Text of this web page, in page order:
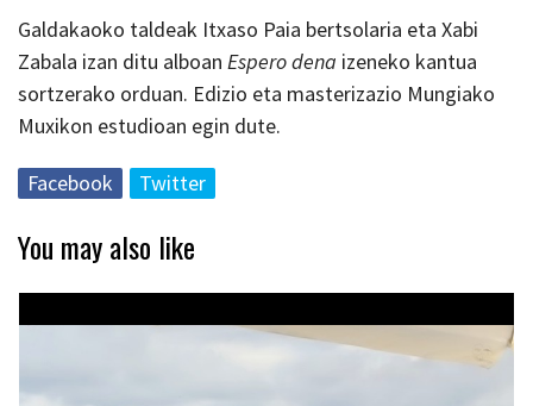
Galdakaoko taldeak Itxaso Paia bertsolaria eta Xabi
Zabala izan ditu alboan Espero dena izeneko kantua
sortzerako orduan. Edizio eta masterizazio Mungiako
Muxikon estudioan egin dute.
Facebook Twitter
You may also like